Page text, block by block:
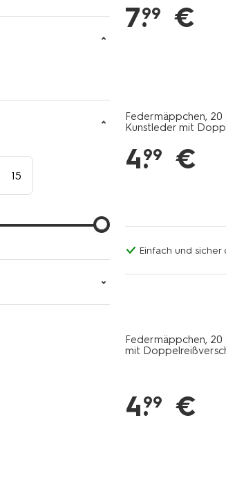
7.
99 €
Federmäppchen, 20
Kunstleder mit
4.
99 €
Einfach und
Federmäppchen, 20
mit
4.
99 €